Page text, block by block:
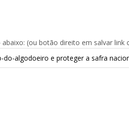
(ou botão direito em salvar link
algodoeiro e proteger a safra